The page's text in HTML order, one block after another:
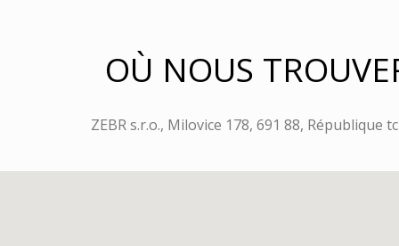
OÙ NOUS
ZEBR s.r.o., Milovice 178, 691 88, République